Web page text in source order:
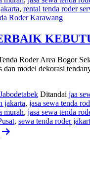
, rental tenda roder
Roder Karawang
Roder Area Bogor
model dekorasi
Ditandai jaa
jakarta, jasa sewa tenda
murah, jasa sewa tenda
, sewa tenda roder